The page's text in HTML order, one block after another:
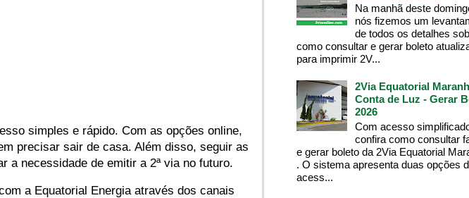
simples e rápido. Com as opções online,
precisar sair de casa. Além disso, seguir as
a necessidade de emitir a 2ª via no futuro.
a Equatorial Energia através dos canais
Na manhã deste
nós fizemos um
de todos os detalhes
como consultar e gerar boleto
para imprimir 2V...
2Via Equatorial
Conta de Luz - Gerar
2026
Com acesso
confira como consultar
e gerar boleto da 2Via Equatorial
. O sistema apresenta duas opções
acess...